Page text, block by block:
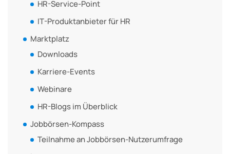
HR-Service-Point
IT-Produktanbieter für HR
Marktplatz
Downloads
Karriere-Events
Webinare
HR-Blogs im Überblick
Jobbörsen-Kompass
Teilnahme an Jobbörsen-Nutzerumfrage